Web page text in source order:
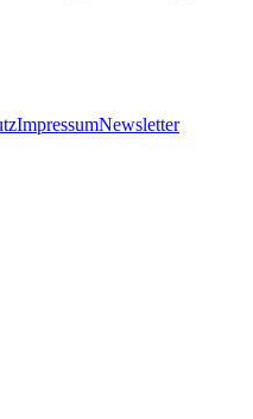
ImpressumNewsletter